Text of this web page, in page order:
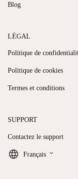
Blog
LÉGAL
Politique de
Politique de cookies
Termes et conditions
SUPPORT
Contactez le support
Français keyboard_arrow_down